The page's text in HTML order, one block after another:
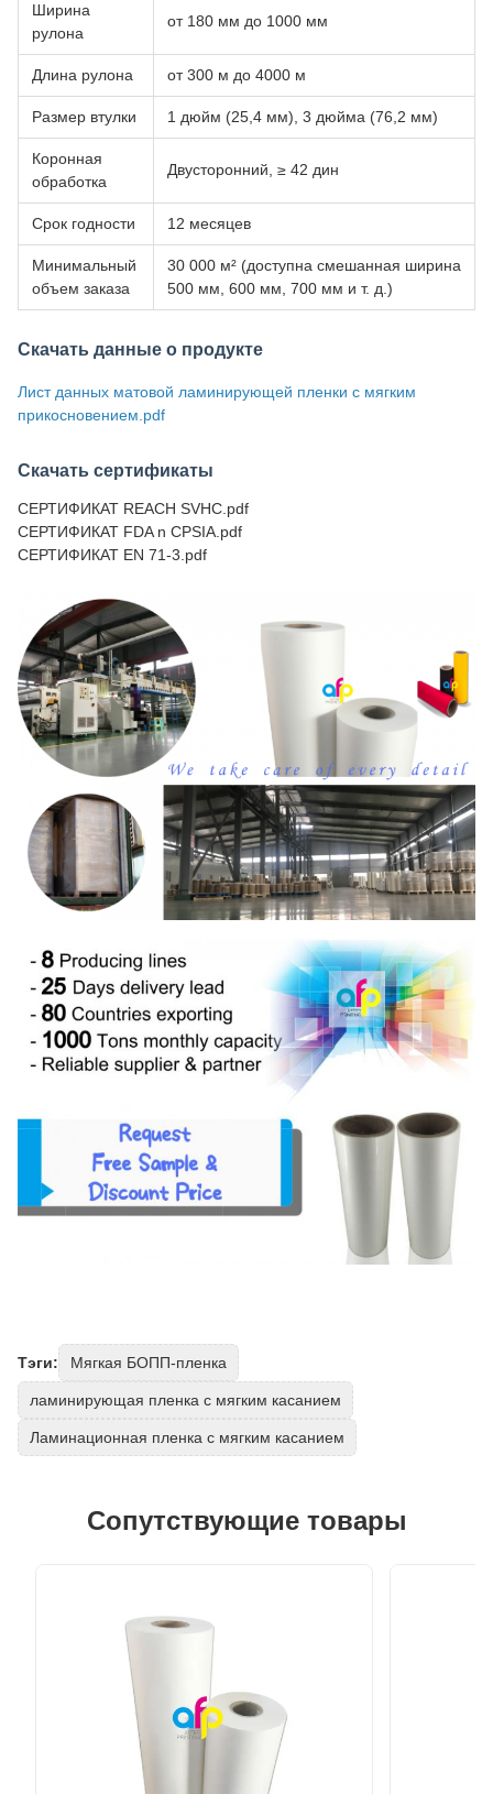
Ширина
рулона
от 180 мм до 1000 мм
Длина рулона от 300 м до 4000 м
Размер втулки 1 дюйм (25,4 мм), 3 дюйма (76,2 мм)
Коронная
обработка
Двусторонний, ≥ 42 дин
Срок годности 12 месяцев
Минимальный
объем заказа
30 000 м² (доступна смешанная ширина
500 мм, 600 мм, 700 мм и т. д.)
Скачать данные о продукте
Лист данных матовой ламинирующей пленки с мягким
прикосновением.pdf
Скачать сертификаты
СЕРТИФИКАТ REACH SVHC.pdf
СЕРТИФИКАТ FDA n CPSIA.pdf
СЕРТИФИКАТ EN 71-3.pdf
Тэги: Мягкая БОПП-пленка
ламинирующая пленка с мягким касанием
Ламинационная пленка с мягким касанием
Сопутствующие товары